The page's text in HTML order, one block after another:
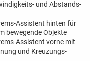
und Abstands-
Assistent hinten für
bewegende Objekte
Assistent vorne mit
und Kreuzungs-